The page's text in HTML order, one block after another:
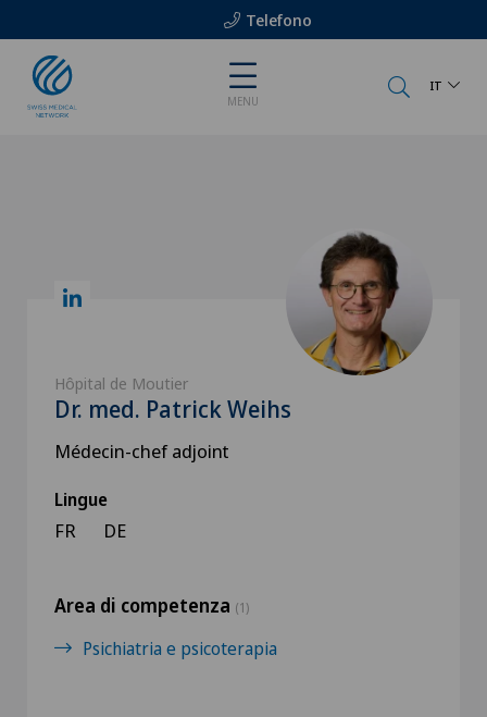
Telefono
MENU
IT
Hôpital de Moutier
Dr. med. Patrick Weihs
Médecin-chef adjoint
Lingue
FR DE
Area di competenza (1)
Psichiatria e psicoterapia